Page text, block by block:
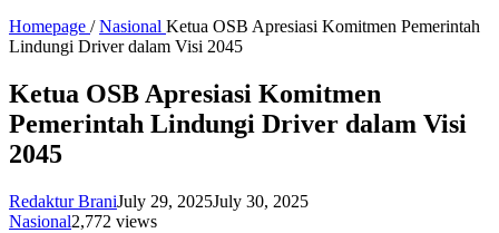
Homepage / Nasional Ketua OSB Apresiasi Komitmen Pemerintah
Lindungi Driver dalam Visi 2045
Ketua OSB Apresiasi Komitmen
Pemerintah Lindungi Driver dalam Visi
2045
Redaktur BraniJuly 29, 2025July 30, 2025
Nasional2,772 views